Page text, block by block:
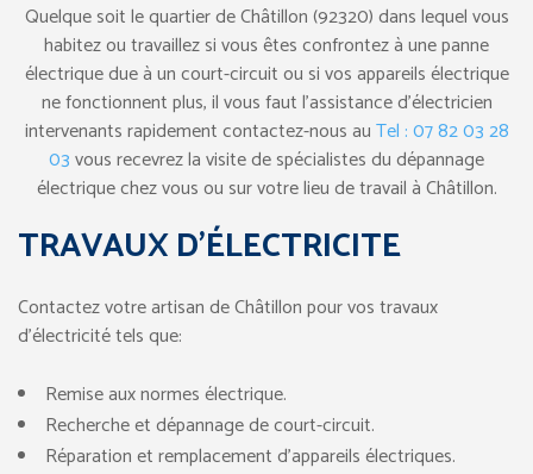
Quelque soit le quartier de Châtillon (92320) dans lequel vous
habitez ou travaillez si vous êtes confrontez à une panne
électrique due à un court-circuit ou si vos appareils électrique
ne fonctionnent plus, il vous faut l’assistance d’électricien
intervenants rapidement contactez-nous auTel : 07 82 03 28
03vous recevrez la visite de spécialistes du dépannage
électrique chez vous ou sur votre lieu de travail à Châtillon.
TRAVAUX D’ÉLECTRICITE
Contactez votre artisan de Châtillon pour vos travaux
d’électricité tels que:
Remise aux normes électrique.
Recherche et dépannage de court-circuit.
Réparation et remplacement d’appareils électriques.